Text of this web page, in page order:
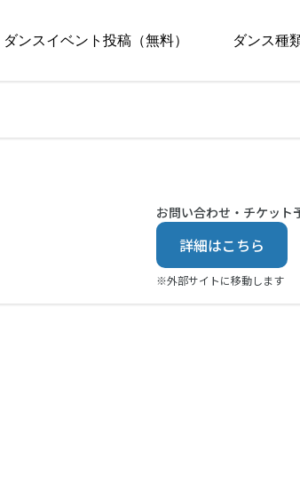
ダンスイベント投稿（無料） ダンス種
お問い合わせ・チケット
詳細はこちら
※外部サイトに移動します